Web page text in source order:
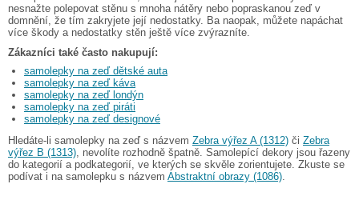
nesnažte polepovat stěnu s mnoha nátěry nebo popraskanou zeď v
domnění, že tím zakryjete její nedostatky. Ba naopak, můžete napáchat
více škody a nedostatky stěn ještě více zvýrazníte.
Zákazníci také často nakupují:
samolepky na zeď dětské auta
samolepky na zeď káva
samolepky na zeď londýn
samolepky na zeď piráti
samolepky na zeď designové
Hledáte-li samolepky na zeď s názvem Zebra výřez A (1312) či Zebra
výřez B (1313) , nevolíte rozhodně špatně. Samolepící dekory jsou řazeny
do kategorií a podkategorií, ve kterých se skvěle zorientujete. Zkuste se
podívat i na samolepku s názvem Abstraktní obrazy (1086)